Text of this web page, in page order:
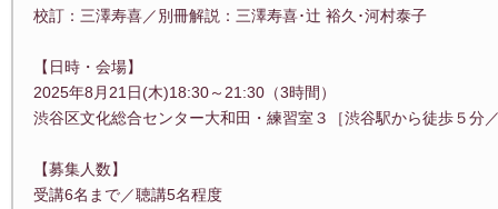
校訂：三澤寿喜／別冊解説：三澤寿喜･辻 裕久･河村泰子
【日時・会場】
2025年8月21日(木)18:30～21:30（3時間）
渋谷区文化総合センター大和田・練習室３［渋谷駅から徒歩５分
【募集人数】
受講6名まで／聴講5名程度